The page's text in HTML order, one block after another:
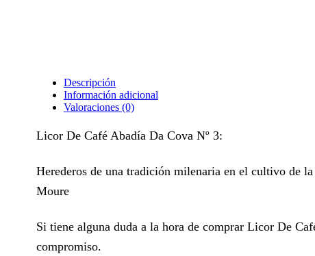
Descripción
Información adicional
Valoraciones (0)
Licor De Café Abadía Da Cova Nº 3:
Herederos de una tradición milenaria en el cultivo de
Moure
Si tiene alguna duda a la hora de comprar Licor De
compromiso.